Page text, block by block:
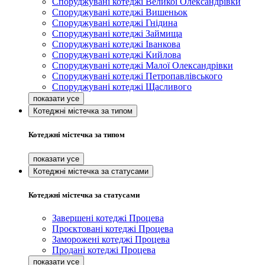
Споруджувані котеджі Вишеньок
Споруджувані котеджі Гнідина
Споруджувані котеджі Займища
Споруджувані котеджі Іванкова
Споруджувані котеджі Кийлова
Споруджувані котеджі Малої Олександрівки
Споруджувані котеджі Петропавлівського
Споруджувані котеджі Щасливого
Котеджні містечка за типом
Котеджні містечка за типом
Котеджні містечка за статусами
Котеджні містечка за статусами
Завершені котеджі Процева
Проєктовані котеджі Процева
Заморожені котеджі Процева
Продані котеджі Процева